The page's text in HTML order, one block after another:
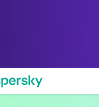
Quem ligou do
79036033100